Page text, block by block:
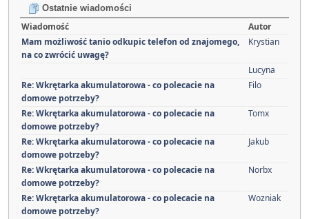
Ostatnie wiadomości
Wiadomość
Autor
Mam możliwość tanio odkupic telefon od znajomego,
na co zwrócić uwagę?
Krystian
Lucyna
Re: Wkrętarka akumulatorowa - co polecacie na
domowe potrzeby?
Filo
Re: Wkrętarka akumulatorowa - co polecacie na
domowe potrzeby?
Tomx
Re: Wkrętarka akumulatorowa - co polecacie na
domowe potrzeby?
Jakub
Re: Wkrętarka akumulatorowa - co polecacie na
domowe potrzeby?
Norbx
Re: Wkrętarka akumulatorowa - co polecacie na
domowe potrzeby?
Wozniak